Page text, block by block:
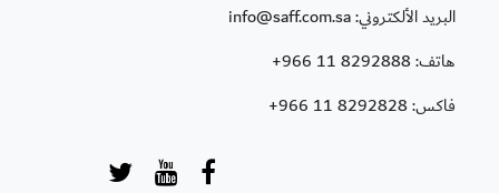
البريد الألكتروني: info@saff.com.sa
هاتف:+966 11 8292888
فاكس:+966 11 8292828